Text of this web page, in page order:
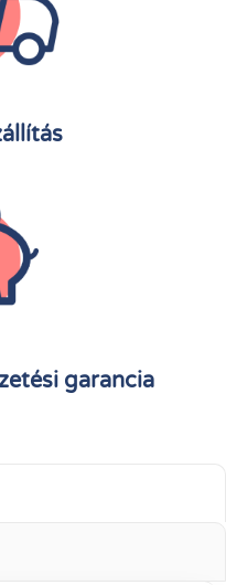
garancia